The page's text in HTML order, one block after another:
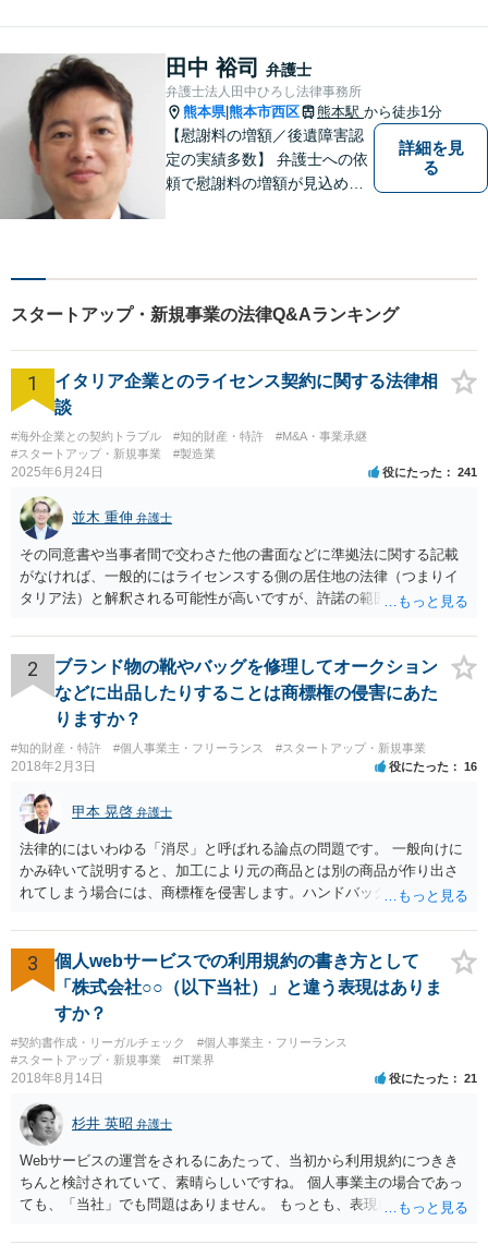
い。人生が良い方向に向くよ
う、最善を尽くさせていただ
きます。【土日夜間対応】
田中 裕司 弁護士
弁護士法人田中ひろし法律事務所
熊本県|熊本市西区 熊本駅 から徒歩1分
【慰謝料の増額／後遺障害認
定の実績多数】 弁護士への依
頼で慰謝料の増額が見込めま
ノウハウ多数】相続手続きか
ら遺言書までトータルサポー
ト【JR熊本駅から徒歩1分】
詳細を見
る
スタートアップ・新規事業の法律Q&Aランキング
1
イタリア企業とのライセンス契約に関する法律相
談
#海外企業との契約トラブル #知的財産・特許
#M&A・事業承継
#スタートアップ・新規事業
#製造業
2025年6月24日 役にたった 241
並木 重伸 弁護士
その同意書や当事者間で交わさた他の書面などに準拠法に関する記載
がなければ、一般的にはライセンスする側の居住地の法律（つまりイ
タリア法）と解釈される可能性が高いですが、許諾の範囲が日本国内
あります。 なお、仮に日本法になるとしても、新しい会社との間で契
約が有効かどうかは、ライセンスされた権利の種類（著作権、商標
権、特許権など）や契約の時期などを見て判断する必要があります。
いずれにせよ具体的事情が分からないと確定的な回答は難しいと思わ
れますので、弁護士に直接相談されることをお勧めします。
2
ブランド物の靴やバッグを修理してオークション
などに出品したりすることは商標権の侵害にあた
りますか？
#知的財産・特許 #個人事業主・フリーランス #スタートアップ・新規事業
2018年2月3日 役にたった 16
甲本 晃啓 弁護士
法律的にはいわゆる「消尽」と呼ばれる論点の問題です。 一般向けに
かみ砕いて説明すると、加工により元の商品とは別の商品が作り出さ
れてしまう場合には、商標権を侵害します。ハンドバッグをポーチに
ための加工（一般にいう修理）は、商標権を侵害しません。 商標権者
は、その商品を売ったときに対価を回収しているので、商標権は用い
尽くされている（用尽、消尽といいます。）と解釈されます。他方
で、商標権者の預かり知らないところで、販売した商品から別の商品
（コピー品やリメイク品）が作りだされてしまうと、その商品が仮に
酷い品質であれば、商標権者のブランドイメージが傷ついてしまいま
すし、その証商標権者にクレームが来てしまいますので、商標権を侵
害します。その商品が流通すれば商標権（ロゴマーク等）に対する一
般消費者の信頼も害することになります。また、本来商標権者に入る
べき利益が入らないことになります。 修理だけではそのような問題は
生じません。
3
個人webサービスでの利用規約の書き方として
「株式会社○○（以下当社）」と違う表現はありま
すか？
#契約書作成・リーガルチェック
#個人事業主・フリーランス
#スタートアップ・新規事業
#IT業界
2018年8月14日 役にたった 21
杉井 英昭 弁護士
Webサービスの運営をされるにあたって、当初から利用規約につきき
ちんと検討されていて、素晴らしいですね。 個人事業主の場合であっ
ても、「当社」でも問題はありません。 もっとも、表現に違和感があ
さんが「ABCウェブサービス」の屋号で事業を運営する際には、「当